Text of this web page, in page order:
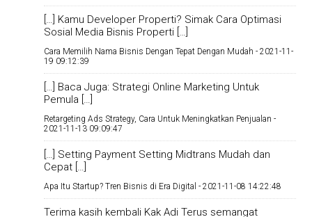
[…] Kamu Developer Properti? Simak Cara Optimasi
Sosial Media Bisnis Properti […]
Cara Memilih Nama Bisnis Dengan Tepat Dengan Mudah - 2021-11-
19 09:12:39
[…] Baca Juga: Strategi Online Marketing Untuk
Pemula […]
Retargeting Ads Strategy, Cara Untuk Meningkatkan Penjualan -
2021-11-13 09:09:47
[…] Setting Payment Setting Midtrans Mudah dan
Cepat […]
Apa Itu Startup? Tren Bisnis di Era Digital - 2021-11-08 14:22:48
Terima kasih kembali Kak Adi Terus semangat